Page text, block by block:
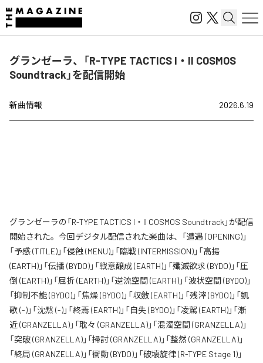
グランゼーラ、「R-TYPE TACTICS I・II COSMOS
Soundtrack」を配信開始
新曲情報 2026.6.19
グランゼーラの「R-TYPE TACTICS I・II COSMOS Soundtrack」が配信
開始された。今回デジタル配信された楽曲は、「遭遇 (OPENING)」
「予感 (TITLE)」「侵蝕 (MENU)」「臨戦 (INTERMISSION)」「高揚
(EARTH)」「伝播 (BYDO)」「戦意醸成 (EARTH)」「殲滅欲求 (BYDO)」「圧
倒 (EARTH)」「屈折 (EARTH)」「逆流空間 (EARTH)」「波状空間 (BYDO)」
「抑制不能 (BYDO)」「焦燥 (BYDO)」「収斂 (EARTH)」「残滓 (BYDO)」「凱
歌 (-)」「沈黙 (-)」「終焉 (EARTH)」「自失 (BYDO)」「凌駕 (EARTH)」「漸
近 (GRANZELLA)」「耽々 (GRANZELLA)」「混濁空間 (GRANZELLA)」
「突破 (GRANZELLA)」「掃討 (GRANZELLA)」「整然 (GRANZELLA)」
「終局 (GRANZELLA)」「衝動 (BYDO)」「破壊旋律 (R-TYPE Stage 1)」